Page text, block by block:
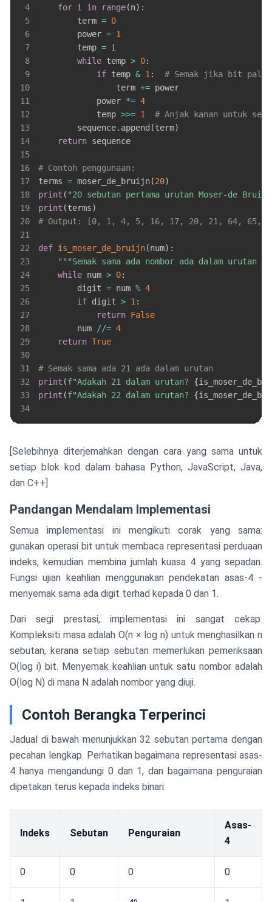
4
for i in range(n) :
5
        term
= 0
6
        power
= 1
7
        temp
=
8
while temp > 0:
9
if temp & 1 :
# Semak jika bit
10
                term
+=
power
11
            power
*= 4
12
            temp
>>= 1
# Anjak kanan untuk
13
        sequence
. append (term)
14
return
sequence
15
16
# Contoh penggunaan:
17
terms = moser_de_bruijn(20)
18
print ( "20 sebutan pertama urutan Moser-de
19
print (terms)
20
# Output: [0, 1, 4, 5, 16, 17, 20, 21, 64, 65,
21
22
def is_moser_de_bruijn(num) :
23
"""Semak sama ada nombor ada dalam urutan
24
while num > 0:
25
        digit
= num % 4
26
if digit > 1 :
27
return False
28
        num
//= 4
29
return True
30
31
# Semak sama ada 21 ada dalam urutan
32
print (f"Adakah 21 dalam urutan? {
33
print (f"Adakah 22 dalam urutan? {
34
[Selebihnya diterjemahkan dengan cara yang sama untuk
setiap blok kod dalam bahasa Python, JavaScript, Java,
dan C++]
Pandangan Mendalam Implementasi
Semua implementasi ini mengikuti corak yang sama:
gunakan operasi bit untuk membaca representasi perduaan
indeks, kemudian membina jumlah kuasa 4 yang sepadan.
Fungsi ujian keahlian menggunakan pendekatan asas-4 -
menyemak sama ada digit terhad kepada 0 dan 1.
Dari segi prestasi, implementasi ini sangat cekap.
Kompleksiti masa adalah O(n × log n) untuk menghasilkan n
sebutan, kerana setiap sebutan memerlukan pemeriksaan
O(log i) bit. Menyemak keahlian untuk satu nombor adalah
O(log N) di mana N adalah nombor yang diuji.
Contoh Berangka Terperinci
Jadual di bawah menunjukkan 32 sebutan pertama dengan
pecahan lengkap. Perhatikan bagaimana representasi asas-
4 hanya mengandungi 0 dan 1, dan bagaimana penguraian
dipetakan terus kepada indeks binari:
Indeks Sebutan Penguraian
Asas-
4
0 0 0 0